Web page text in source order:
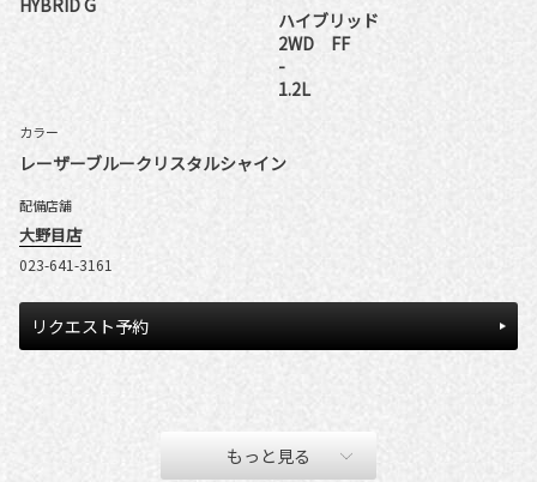
HYBRID G
ハイブリッド
2WD FF
-
1.2L
カラー
レーザーブルークリスタルシャイン
配備店舗
大野目店
023-641-3161
リクエスト予約
もっと見る